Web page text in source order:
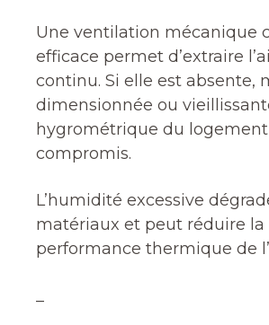
Une ventilation mécanique
efficace permet d’extraire
continu. Si elle est absente,
dimensionnée ou
hygrométrique du
compromis.
L’humidité excessive
matériaux et peut réduire la
performance thermique de